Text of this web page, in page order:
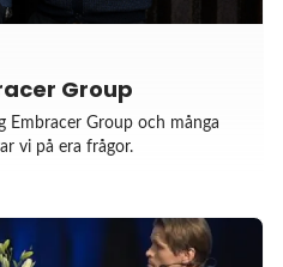
Group
Embracer Group och många
vi på era frågor.